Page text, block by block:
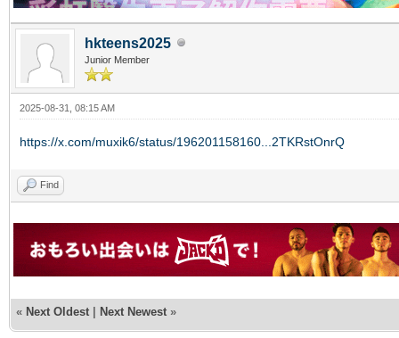
hkteens2025
Junior Member
2025-08-31, 08:15 AM
https://x.com/muxik6/status/196201158160...2TKRstOnrQ
Find
« Next Oldest | Next Newest »